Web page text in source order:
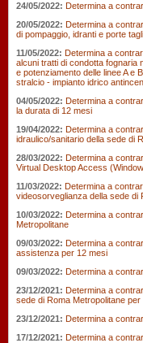
24/05/2022: Determina a
20/05/2022: Determina a
di pompaggio, idranti e porte
11/05/2022: Determina a
alcuni tratti di condotta fognaria
e potenziamento delle linee A e
stralcio - impianto idrico
04/05/2022: Determina a
la durata di 12 mesi
19/04/2022: Determina a
idraulico/sanitario della sede di
28/03/2022: Determina a
Virtual Desktop Access
11/03/2022: Determina a
videosorveglianza della sede di
10/03/2022: Determina a
Metropolitane
09/03/2022: Determina a
assistenza per 12 mesi
09/03/2022: Determina a
23/12/2021: Determina a
sede di Roma Metropolitane per
23/12/2021: Determina a
17/12/2021: Determina a